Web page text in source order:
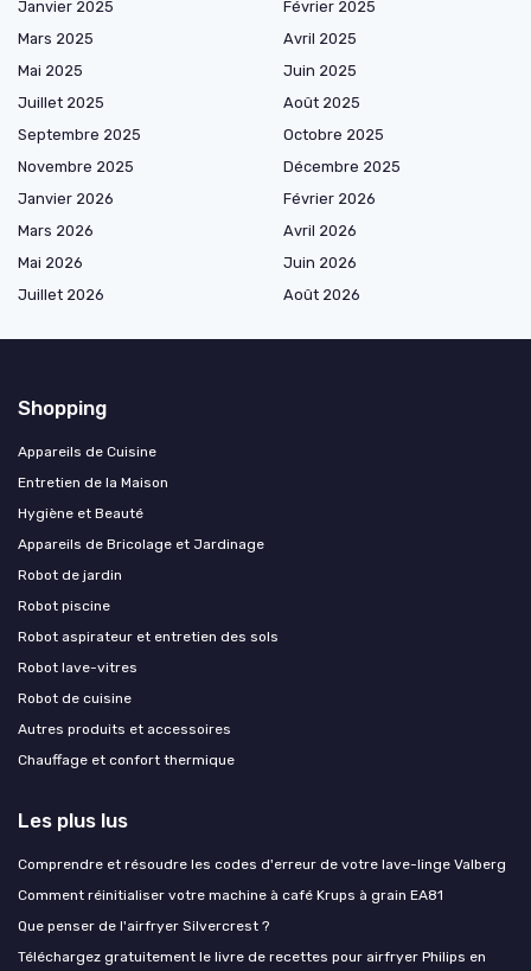
Janvier 2025
Février 2025
Mars 2025
Avril 2025
Mai 2025
Juin 2025
Juillet 2025
Août 2025
Septembre 2025
Octobre 2025
Novembre 2025
Décembre 2025
Janvier 2026
Février 2026
Mars 2026
Avril 2026
Mai 2026
Juin 2026
Juillet 2026
Août 2026
Shopping
Appareils de Cuisine
Entretien de la Maison
Hygiène et Beauté
Appareils de Bricolage et Jardinage
Robot de jardin
Robot piscine
Robot aspirateur et entretien des sols
Robot lave-vitres
Robot de cuisine
Autres produits et accessoires
Chauffage et confort thermique
Les plus lus
Comprendre et résoudre les codes d'erreur de votre lave-linge Valberg
Comment réinitialiser votre machine à café Krups à grain EA81
Que penser de l'airfryer Silvercrest ?
Téléchargez gratuitement le livre de recettes pour airfryer Philips en